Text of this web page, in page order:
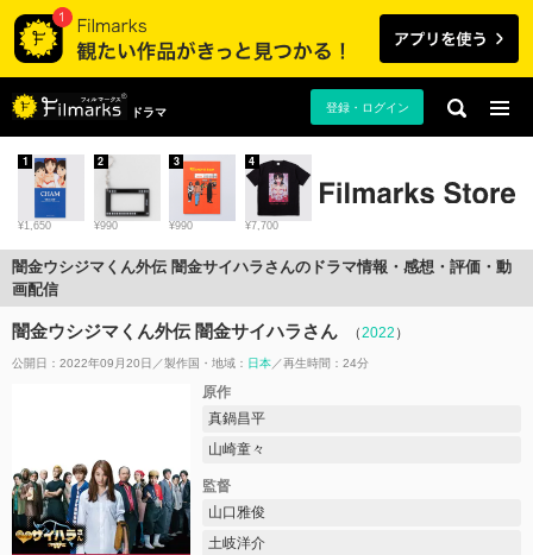
ドラマ 登録・ログイン
¥1,650
1
¥990
2
¥990
3
¥7,700
4
闇金ウシジマくん外伝 闇金サイハラさんのドラマ情報・感想・評価・動
画配信
闇金ウシジマくん外伝 闇金サイハラさん （2022 ）
公開日：2022年09月20日 製作国・地域： 日本 再生時間：24分
原作
真鍋昌平
山崎童々
監督
山口雅俊
土岐洋介